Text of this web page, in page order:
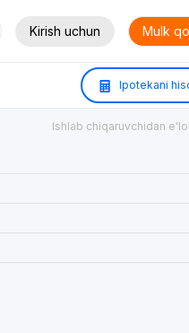
Kirish uchun Mulk
Ipotekani
Ishlab chiqaruvchidan